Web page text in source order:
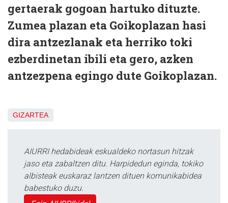
gertaerak gogoan hartuko dituzte.
Zumea plazan eta Goikoplazan hasi
dira antzezlanak eta herriko toki
ezberdinetan ibili eta gero, azken
antzezpena egingo dute Goikoplazan.
GIZARTEA
AIURRI hedabideak eskualdeko nortasun hitzak
jaso eta zabaltzen ditu. Harpidedun eginda, tokiko
albisteak euskaraz lantzen dituen komunikabidea
babestuko duzu.